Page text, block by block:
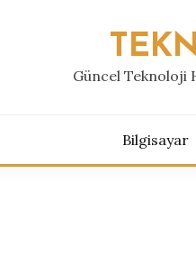
Güncel Teknoloji
Bilgisayar